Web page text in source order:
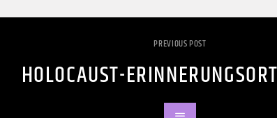
PREVIOUS POST
HOLOCAUST-